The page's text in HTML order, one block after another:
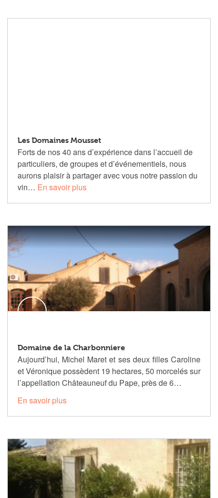
Les Domaines Mousset
Forts de nos 40 ans d’expérience dans l’accueil de
particuliers, de groupes et d’événementiels, nous
aurons plaisir à partager avec vous notre passion du
vin… En savoir plus
Domaine de la Charbonniere
Aujourd’hui, Michel Maret et ses deux filles Caroline
et Véronique possèdent 19 hectares, 50 morcelés sur
l’appellation Châteauneuf du Pape, près de 6…
En savoir plus